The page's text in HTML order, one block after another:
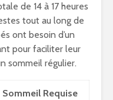
de 14 à 17 heures
tout au long de
ont besoin d’un
pour faciliter leur
sommeil régulier.
Sommeil Requise